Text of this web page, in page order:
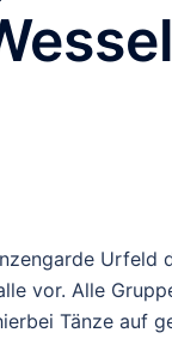
Urfeld
vor. Alle
Tänze auf